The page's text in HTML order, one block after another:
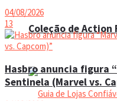
Coleção de Action
04/08/2026
13
Hasbro anuncia figura
Sentinela (Marvel vs.